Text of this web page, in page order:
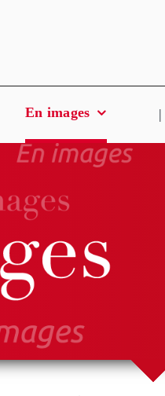
En images |